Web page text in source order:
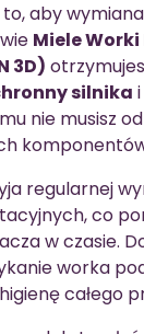
aby
Miele Worki
3D)
silnika i
nie musisz
regularnej
co
w czasie.
worka
całego